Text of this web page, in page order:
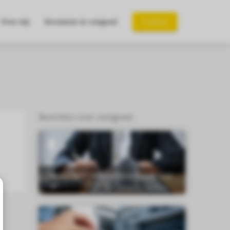
Over mij Investeren in vastgoed Contact
Berichten over vastgoed:
Welke type vastgoed investeerder ben
jij?